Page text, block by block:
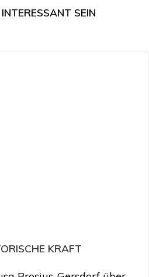
SEIN
KRAFT